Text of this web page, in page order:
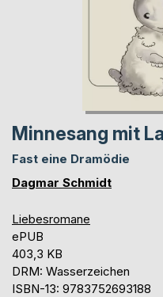
Minnesang mit
Fast eine Dramödie
Dagmar Schmidt
Liebesromane
ePUB
403,3 KB
DRM: Wasserzeichen
ISBN-13: 9783752693188